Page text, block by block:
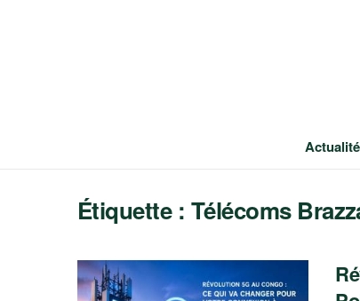
Actualité
Étiquette : Télécoms